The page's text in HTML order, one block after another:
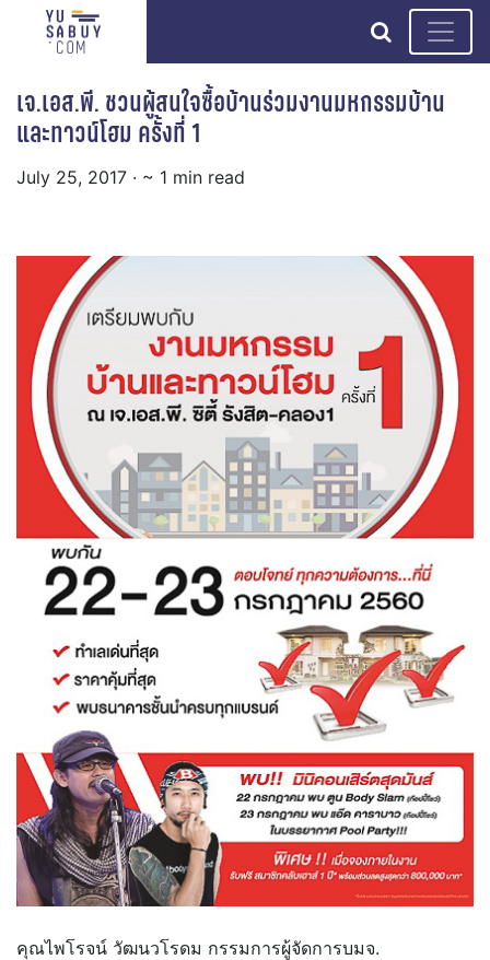
search
เจ.เอส.พี. ชวนผู้สนใจซื้อบ้านร่วมงานมหกรรมบ้าน
และทาวน์โฮม ครั้งที่ 1
July 25, 2017 · ~ 1 min read
คุณไพโรจน์ วัฒนวโรดม กรรมการผู้จัดการบมจ.